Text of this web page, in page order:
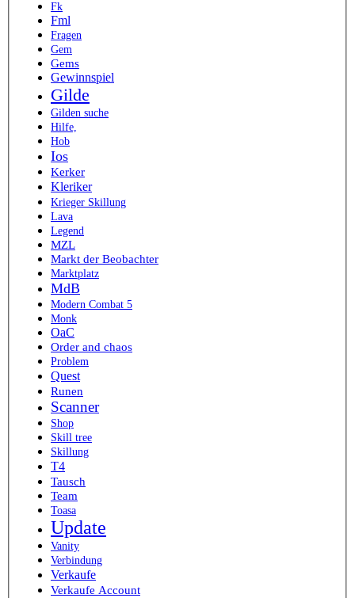
Fk
Fml
Fragen
Gem
Gems
Gewinnspiel
Gilde
Gilden suche
Hilfe,
Hob
Ios
Kerker
Kleriker
Krieger Skillung
Lava
Legend
MZL
Markt der Beobachter
Marktplatz
MdB
Modern Combat 5
Monk
OaC
Order and chaos
Problem
Quest
Runen
Scanner
Shop
Skill tree
Skillung
T4
Tausch
Team
Toasa
Update
Vanity
Verbindung
Verkaufe
Verkaufe Account